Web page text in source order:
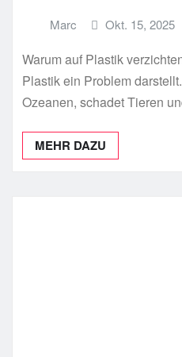
Marc Okt. 15, 2025
Warum auf Plastik
Plastik ein Problem
Ozeanen, schadet Tieren
MEHR DAZU